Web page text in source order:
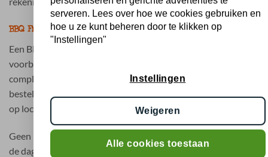
BBQ Friesland bestellen zonder zorgen
Een BBQ organiseren in Friesland hoeft geen tijdrovende
voorbereiding te zijn. Met BBQ Holland kiest u voor
complete BBQ pakketten waarbij alles vooraf geregeld is. U
bestelt eenvoudig online en ontvangt uw bestelling gekoeld
op locatie.
Geen losse inkopen, geen onduidelijkheden en geen stress op
de dag zelf. Gewoon een complete BBQ die goed geregeld is
serveren. Lees over hoe we cookies gebruiken en
hoe u ze kunt beheren door te klikken op
"Instellingen"
Instellingen
Weigeren
Alle cookies toestaan